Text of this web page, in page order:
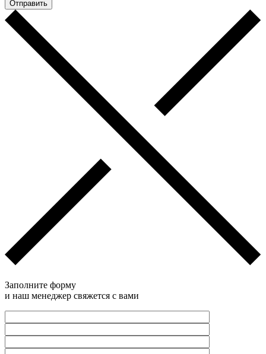
Заполните форму
и наш менеджер свяжется с вами